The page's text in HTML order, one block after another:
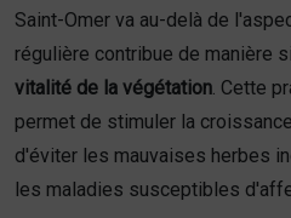
Saint-Omer va au-delà de
régulière contribue de manière
vitalité de la végétation. Cette
permet de stimuler la
d'éviter les mauvaises herbes
les maladies susceptibles